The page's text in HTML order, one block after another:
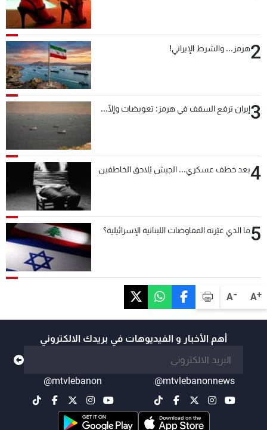
A+
A-
2هرمز... والشرط الإيراني!
3إيران ترفع السقف في هرمز: تعويضات وإلّا...
4بعد خطف عسكري... الجيش يُلاحق الخاطفين
5ما الذي غيّرته المفاوضات اللبنانية الإسرائيلية؟
أهم الأخبار و الفيديوهات في بريدك الالكتروني
@mtvlebanonnews
@mtvlebanon